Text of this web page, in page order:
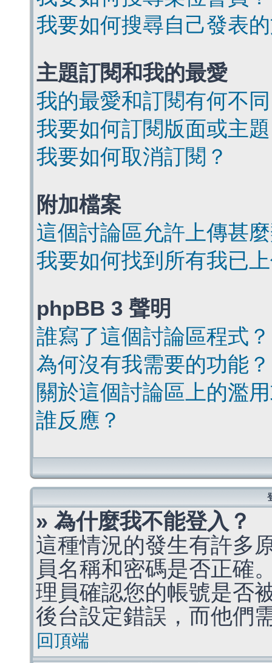
我要如何搜尋自己發表
主題訂閱和我的最愛
我的最愛和訂閱有何不
我要如何訂閱版面或主
我要如何取消訂閱？
附加檔案
這個討論區允許上傳甚
我要如何找到所有我已
phpBB 3 聲明
誰寫了這個討論區程式？
為何沒有我需要的功能？
關於這個討論區上的濫
誰反應？
» 為什麼我不能登入？
這種情況的發生有許多
員名稱和密碼是否正確
理員確認您的帳號是否
後台設定錯誤，而他們
回頂端